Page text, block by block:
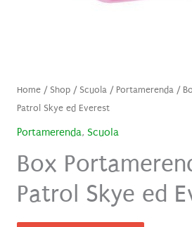
Home/ Shop/ Scuola/ Portamerenda/
Patrol Skye ed Everest
Portamerenda, Scuola
Box
Patrol Skye ed